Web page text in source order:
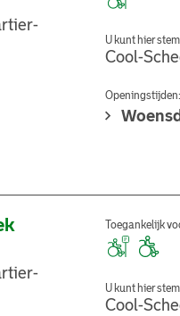
U kunt hier
Cool-
Openingstijden:
Erasmus
Toegankelijk
U kunt hier
Cool-